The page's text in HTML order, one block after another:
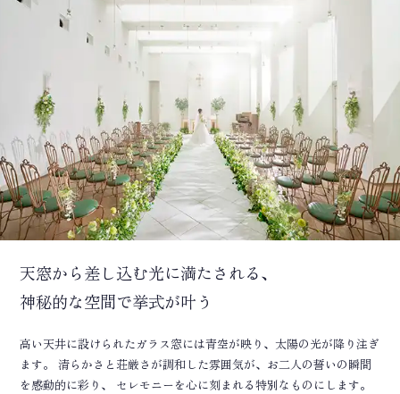
天窓から差し込む光に満たされる、
神秘的な空間で挙式が叶う
高い天井に設けられたガラス窓には青空が映り、太陽の光が降り注ぎ
ます。 清らかさと荘厳さが調和した雰囲気が、お二人の誓いの瞬間
を感動的に彩り、 セレモニーを心に刻まれる特別なものにします。